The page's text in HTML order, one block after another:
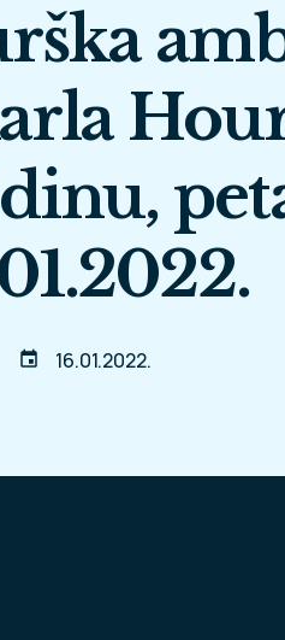
Partneri i prijatelji
Osiguravajuće kuće
Poslovne informacije
Pravo na pristup
event 16.01.2022.